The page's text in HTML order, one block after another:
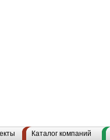
Каталог компаний